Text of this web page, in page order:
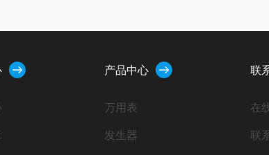
产品中心
万用表
发生器
联
在
联